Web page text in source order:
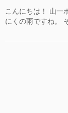
こんにちは！ 山一
にくの雨ですね。